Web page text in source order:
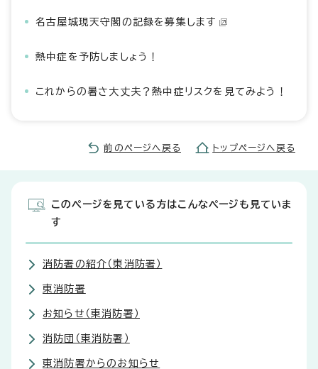
名古屋城現天守閣の記録を募集します
熱中症を予防しましょう！
これからの暑さ大丈夫？熱中症リスクを見てみよう！
前のページへ戻る トップページへ戻る
このページを見ている方はこんなページも見ていま
す
消防署の紹介（東消防署）
東消防署
お知らせ（東消防署）
消防団（東消防署）
東消防署からのお知らせ